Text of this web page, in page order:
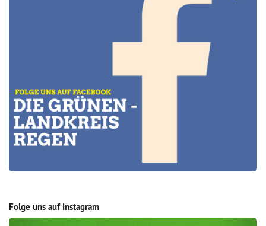
Folge uns auf Instagram